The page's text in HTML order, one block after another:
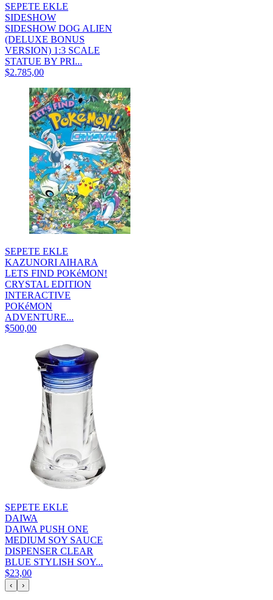
SEPETE EKLE
SIDESHOW
SIDESHOW DOG ALIEN
(DELUXE BONUS
VERSION) 1:3 SCALE
STATUE BY PRI...
$2.785,00
SEPETE EKLE
KAZUNORI AIHARA
LETS FIND POKéMON!
CRYSTAL EDITION
INTERACTIVE
POKéMON
ADVENTURE...
$500,00
SEPETE EKLE
DAIWA
DAIWA PUSH ONE
MEDIUM SOY SAUCE
DISPENSER CLEAR
BLUE STYLISH SOY...
$23,00
‹ ›